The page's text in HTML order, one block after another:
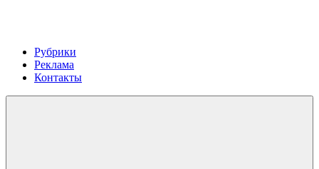
Рубрики
Реклама
Контакты